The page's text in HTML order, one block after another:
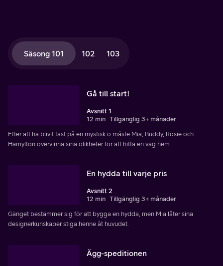
Säsong 101 102 103
Gå till start!
Avsnitt 1
12 min Tillgänglig 3+ månader
Efter att ha blivit fast på en mystisk ö måste Mia, Buddy, Rosie och
Hamylton övervinna sina olikheter för att hitta en väg hem.
En hydda till varje pris
Avsnitt 2
12 min Tillgänglig 3+ månader
Gänget bestämmer sig för att bygga en hydda, men Mia låter sina
designerkunskaper stiga henne åt huvudet.
Ägg-speditionen